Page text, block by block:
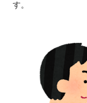
す。